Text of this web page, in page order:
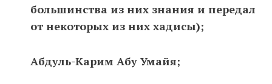
большинства из них знания и передал
от некоторых из них хадисы);
Абдуль-Карим Абу Умайя;